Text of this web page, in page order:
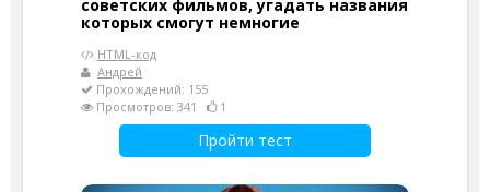
советских фильмов, угадать названия
которых смогут немногие
HTML-код
Андрей
Прохождений: 155
Просмотров: 341
1
Пройти тест